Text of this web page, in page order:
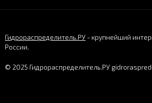
Гидрораспределитель.РУ - крупнейший
России.
© 2025 Гидрораспределитель.РУ